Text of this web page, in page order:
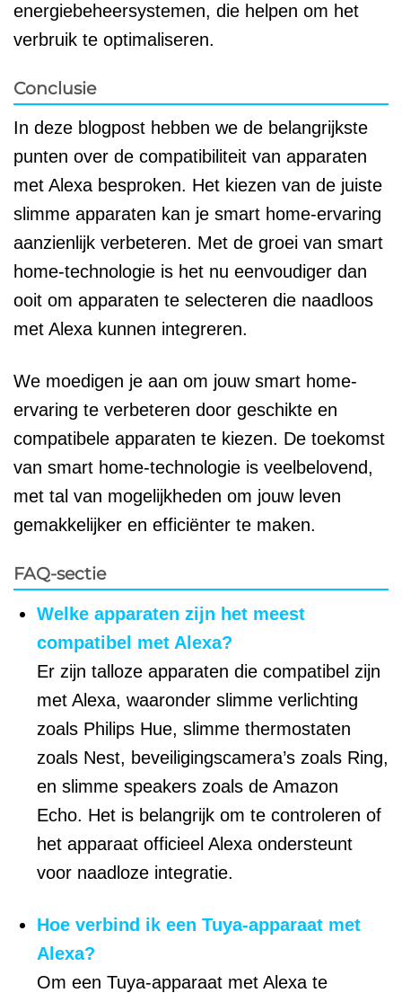
energiebeheersystemen, die helpen om het
verbruik te optimaliseren.
Conclusie
In deze blogpost hebben we de belangrijkste
punten over de compatibiliteit van apparaten
met Alexa besproken. Het kiezen van de juiste
slimme apparaten kan je smart home-ervaring
aanzienlijk verbeteren. Met de groei van smart
home-technologie is het nu eenvoudiger dan
ooit om apparaten te selecteren die naadloos
met Alexa kunnen integreren.
We moedigen je aan om jouw smart home-
ervaring te verbeteren door geschikte en
compatibele apparaten te kiezen. De toekomst
van smart home-technologie is veelbelovend,
met tal van mogelijkheden om jouw leven
gemakkelijker en efficiënter te maken.
FAQ-sectie
Welke apparaten zijn het meest
compatibel met Alexa?
Er zijn talloze apparaten die compatibel zijn
met Alexa, waaronder slimme verlichting
zoals Philips Hue, slimme thermostaten
zoals Nest, beveiligingscamera’s zoals Ring,
en slimme speakers zoals de Amazon
Echo. Het is belangrijk om te controleren of
het apparaat officieel Alexa ondersteunt
voor naadloze integratie.
Hoe verbind ik een Tuya-apparaat met
Alexa?
Om een Tuya-apparaat met Alexa te